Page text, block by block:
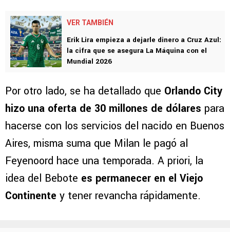
VER TAMBIÉN
Erik Lira empieza a dejarle dinero a Cruz Azul:
la cifra que se asegura La Máquina con el
Mundial 2026
Por otro lado, se ha detallado que Orlando City
hizo una oferta de 30 millones de dólares para
hacerse con los servicios del nacido en Buenos
Aires, misma suma que Milan le pagó al
Feyenoord hace una temporada. A priori, la
idea del Bebote es permanecer en el Viejo
Continente y tener revancha rápidamente.